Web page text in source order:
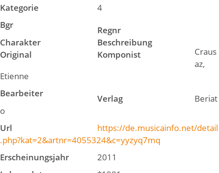
Kategorie
4
Bgr
Regnr
Charakter
Beschreibung
Original
Komponist
Craus
az,
Etienne
Bearbeiter
Verlag
Beriat
o
Url
https://de.musicainfo.net/detail
.php?kat=2&artnr=4055324&c=yyzyq7mq
Erscheinungsjahr
2011